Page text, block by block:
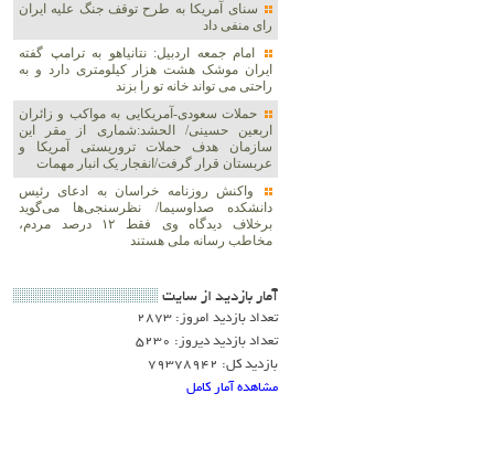
سنای آمریکا به طرح توقف جنگ علیه ایران
رای منفی داد
امام جمعه اردبیل: نتانیاهو به ترامپ گفته
ایران موشک هشت هزار کیلومتری دارد و به
راحتی می تواند خانه تو را بزند
حملات سعودی-آمریکایی به مواکب و زائران
اربعین حسینی/ الحشد:شماری از مقر این
سازمان هدف حملات تروریستی آمریکا و
عربستان قرار گرفت/انفجار یک انبار مهمات
واکنش روزنامه خراسان به ادعای رئیس
دانشکده صداوسیما/ نظرسنجی‌ها می‌گوید
برخلاف دیدگاه وی فقط ۱۲ درصد مردم،
مخاطب رسانه ملی هستند
آمار بازديد از سايت
تعداد بازدید امروز: 2873
تعداد بازدید دیروز: 5230
بازدید کل: 79378942
مشاهده آمار کامل